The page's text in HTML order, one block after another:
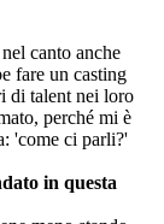
canto anche
fare un casting
di talent nei loro
perché mi è
'come ci parli?'
in questa